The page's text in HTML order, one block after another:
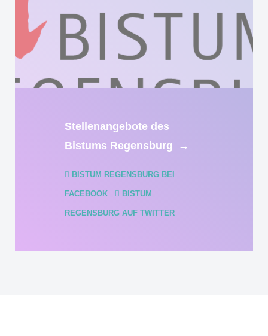
Stellenangebote des
Bistums Regensburg
→
BISTUM REGENSBURG BEI
FACEBOOK BISTUM
REGENSBURG AUF TWITTER